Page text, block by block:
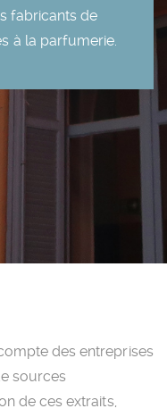
fabricants de
à la parfumerie.
des entreprises
sources
de ces extraits,